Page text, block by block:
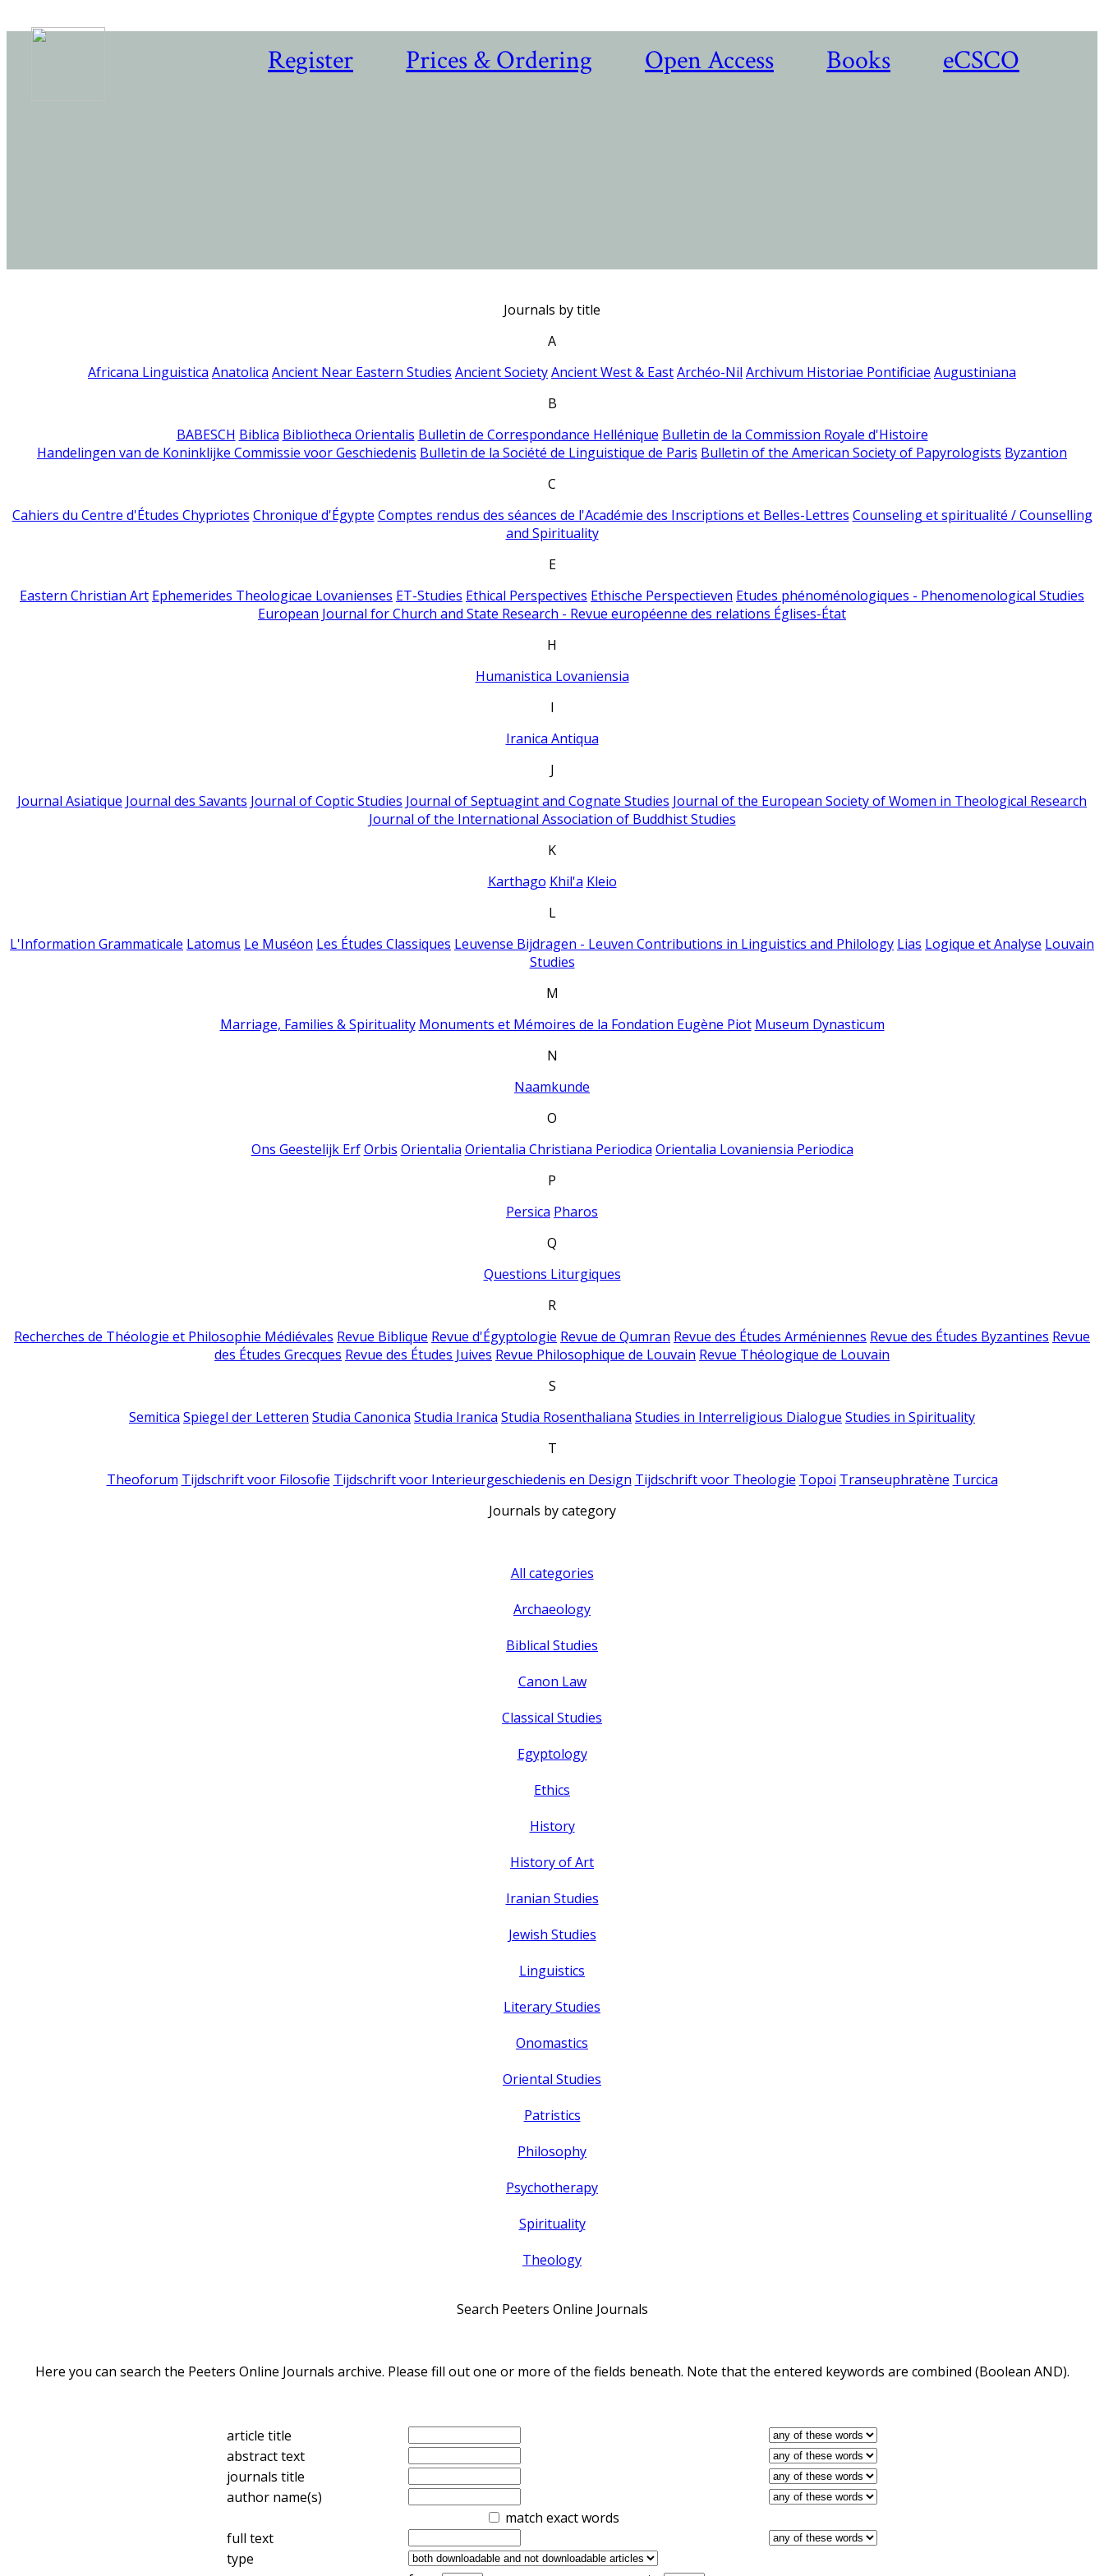
Register Prices & Ordering Open Access Books eCSCO
Journals by title
A
Africana Linguistica Anatolica Ancient Near Eastern Studies Ancient SocietyAncient West & EastArchéo-Nil Archivum Historiae Pontificiae Augustiniana
B
BABESCH Biblica Bibliotheca Orientalis Bulletin de Correspondance Hellénique Bulletin de la Commission Royale d'Histoire
Handelingen van de Koninklijke Commissie voor Geschiedenis Bulletin de la Société de Linguistique de Paris Bulletin of the American Society of Papyrologists Byzantion
C
Cahiers du Centre d'Études Chypriotes Chronique d'Égypte Comptes rendus des séances de l'Académie des Inscriptions et Belles-Lettres Counseling et spiritualité / Counselling
and Spirituality
E
Eastern Christian Art Ephemerides Theologicae Lovanienses ET-Studies Ethical Perspectives Ethische Perspectieven Etudes phénoménologiques - Phenomenological Studies
European Journal for Church and State Research - Revue européenne des relations Églises-État
H
Humanistica Lovaniensia
I
Iranica Antiqua
J
Journal Asiatique Journal des Savants Journal of Coptic Studies Journal of Septuagint and Cognate Studies Journal of the European Society of Women in Theological Research
Journal of the International Association of Buddhist Studies
K
Karthago Khil'a Kleio
L
L'Information Grammaticale Latomus Le Muséon Les Études Classiques Leuvense Bijdragen - Leuven Contributions in Linguistics and Philology Lias Logique et Analyse Louvain
Studies
M
Marriage, Families & Spirituality Monuments et Mémoires de la Fondation Eugène Piot Museum Dynasticum
N
Naamkunde
O
Ons Geestelijk Erf Orbis Orientalia Orientalia Christiana Periodica Orientalia Lovaniensia Periodica
P
Persica Pharos
Q
Questions Liturgiques
R
Recherches de Théologie et Philosophie Médiévales Revue Biblique Revue d'Égyptologie Revue de Qumran Revue des Études Arméniennes Revue des Études Byzantines Revue
des Études Grecques Revue des Études Juives Revue Philosophique de Louvain Revue Théologique de Louvain
S
Semitica Spiegel der Letteren Studia Canonica Studia Iranica Studia Rosenthaliana Studies in Interreligious Dialogue Studies in Spirituality
T
Theoforum Tijdschrift voor Filosofie Tijdschrift voor Interieurgeschiedenis en Design Tijdschrift voor Theologie Topoi Transeuphratène Turcica
Journals by category
All categories
Archaeology
Biblical Studies
Canon Law
Classical Studies
Egyptology
Ethics
History
History of Art
Iranian Studies
Jewish Studies
Linguistics
Literary Studies
Onomastics
Oriental Studies
Patristics
Philosophy
Psychotherapy
Spirituality
Theology
Search Peeters Online Journals
Here you can search the Peeters Online Journals archive. Please fill out one or more of the fields beneath. Note that the entered keywords are combined (Boolean AND).
article title
abstract text
journals title
author name(s)
match exact words
full text
type